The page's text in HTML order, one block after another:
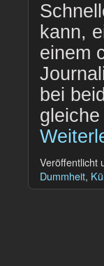
kann,
einem
bei
Veröffentlicht
Dummheit,